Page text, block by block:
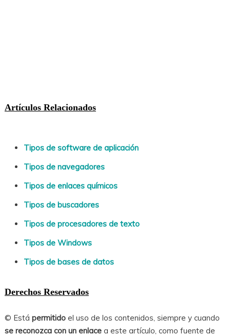
Artículos Relacionados
Tipos de software de aplicación
Tipos de navegadores
Tipos de enlaces químicos
Tipos de buscadores
Tipos de procesadores de texto
Tipos de Windows
Tipos de bases de datos
Derechos Reservados
© Está permitidoel uso de los contenidos, siempre y cuando
se reconozca con un enlacea este artículo, como fuente de